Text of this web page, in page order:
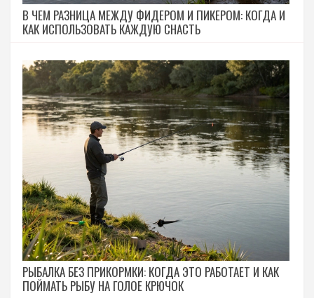
В ЧЕМ РАЗНИЦА МЕЖДУ ФИДЕРОМ И ПИКЕРОМ: КОГДА И
КАК ИСПОЛЬЗОВАТЬ КАЖДУЮ СНАСТЬ
РЫБАЛКА БЕЗ ПРИКОРМКИ: КОГДА ЭТО РАБОТАЕТ И КАК
ПОЙМАТЬ РЫБУ НА ГОЛОЕ КРЮЧОК